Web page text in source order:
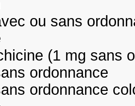
ou sans
(1 mg sans
ordonnance
ordonnance